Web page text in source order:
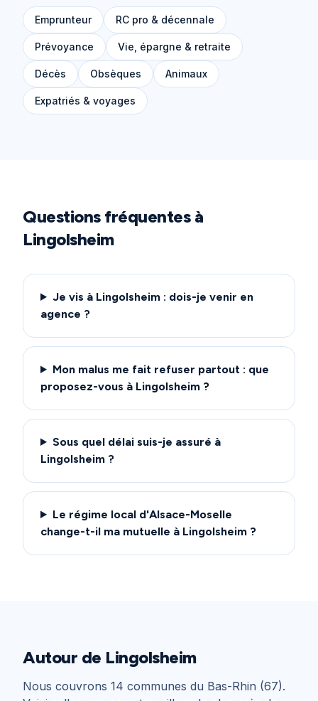
Emprunteur RC pro & décennale
Prévoyance Vie, épargne & retraite
Décès Obsèques Animaux
Expatriés & voyages
Questions fréquentes à
Lingolsheim
Je vis à Lingolsheim : dois-je venir en
agence ?
Mon malus me fait refuser partout : que
proposez-vous à Lingolsheim ?
Sous quel délai suis-je assuré à
Lingolsheim ?
Le régime local d'Alsace-Moselle
change-t-il ma mutuelle à Lingolsheim ?
Autour de Lingolsheim
Nous couvrons 14 communes du Bas-Rhin (67).